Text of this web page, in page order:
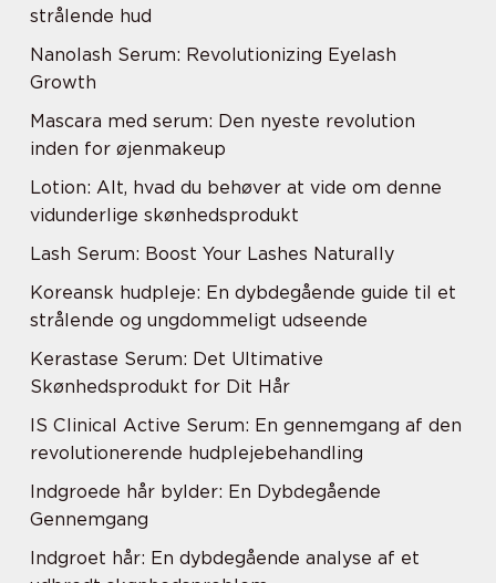
strålende hud
Nanolash Serum: Revolutionizing Eyelash
Growth
Mascara med serum: Den nyeste revolution
inden for øjenmakeup
Lotion: Alt, hvad du behøver at vide om denne
vidunderlige skønhedsprodukt
Lash Serum: Boost Your Lashes Naturally
Koreansk hudpleje: En dybdegående guide til et
strålende og ungdommeligt udseende
Kerastase Serum: Det Ultimative
Skønhedsprodukt for Dit Hår
IS Clinical Active Serum: En gennemgang af den
revolutionerende hudplejebehandling
Indgroede hår bylder: En Dybdegående
Gennemgang
Indgroet hår: En dybdegående analyse af et